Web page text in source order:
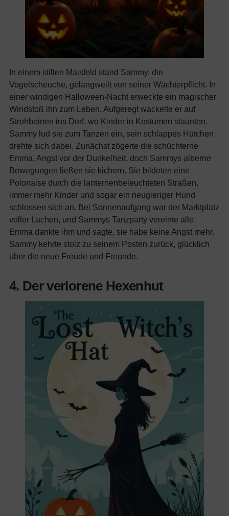
In einem stillen Maisfeld stand Sammy, die
Vogelscheuche, gelangweilt von seiner Wächterpflicht. In
einer windigen Halloween-Nacht erweckte ein magischer
Windstoß ihn zum Leben. Aufgeregt wackelte er auf
Strohbeinen ins Dorf, wo Kinder in Kostümen staunten.
Sammy lud sie zum Tanzen ein, sein schlappes Hütchen
drehte sich dabei. Zunächst zögerte die schüchterne
Emma, Angst vor der Dunkelheit, doch Sammys alberne
Bewegungen ließen sie kichern. Sie bildeten eine
Polonaise durch die lanternenbeleuchteten Straßen,
immer mehr Kinder und sogar ein neugieriger Hund
schlossen sich an. Bei Sonnenaufgang war der Marktplatz
voller Lachen, und Sammys Tanzparty vereinte alle.
Emma dankte ihm und sagte, sie habe keine Angst mehr.
Sammy kehrte stolz zu seinem Posten zurück, glücklich
über die neue Freude und Freunde.
4. Der verlorene Hexenhut